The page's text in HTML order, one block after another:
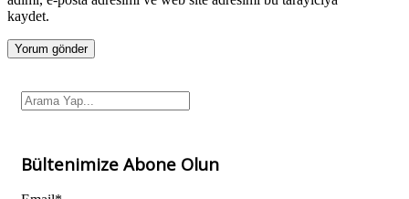
kaydet.
Bültenimize Abone Olun